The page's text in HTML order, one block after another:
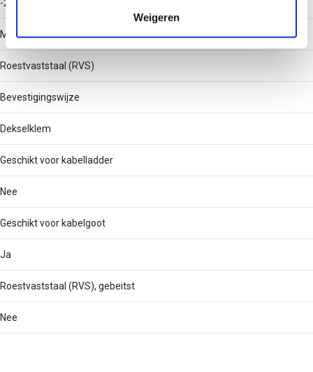
verzameld op basis van uw gebruik van hun services.
Weigeren
-20 - 120
Materiaal
Roestvaststaal (RVS)
Bevestigingswijze
Dekselklem
Geschikt voor kabelladder
Nee
Geschikt voor kabelgoot
Ja
Roestvaststaal (RVS), gebeitst
Nee